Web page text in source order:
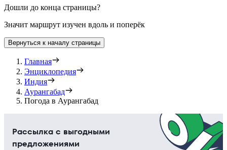
Дошли до конца страницы?
Значит маршрут изучен вдоль и поперёк
Вернуться к началу страницы
Главная
Энциклопедия
Индия
Аурангабад
Погода в Аурангабад
Рассылка с выгодными
предложениями